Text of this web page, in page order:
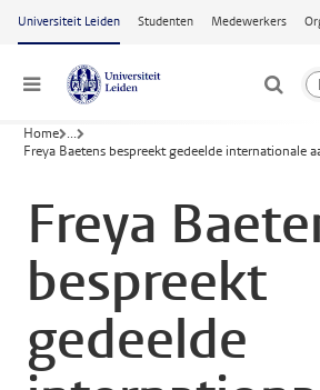
Ga naar hoofdinhoud
Universiteit Leiden Studenten Medewerkers
Menu
Home ...
Freya Baetens bespreekt gedeelde internationale
Freya
bespreekt
gedeelde